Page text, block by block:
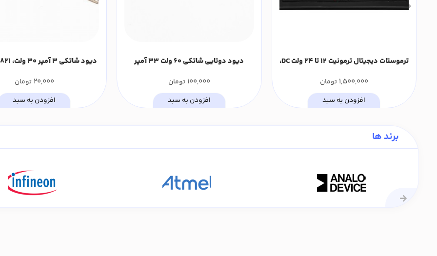
ترموستات دیجیتال ترمونیت 12 تا 24 ولت DC،
1,500,000 تومان
افزودن به سبد
دیود دوتایی شاتکی 60 ولت 33 آمپر
C30P06Q
100,000 تومان
افزودن به سبد
20,000 تومان
افزودن به سبد
برند ها